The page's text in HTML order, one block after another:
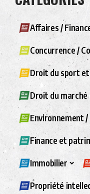
Affaires /
Concurrence /
Droit du sport
Droit du marché
Environnement /
Finance et
Immobilier
Propriété